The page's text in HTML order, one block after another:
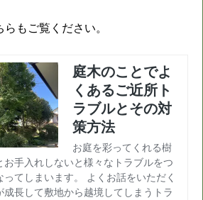
もご覧ください。